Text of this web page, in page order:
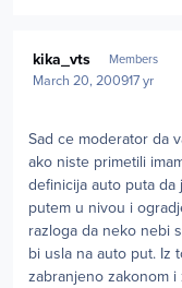
kika_vts Members
March 20, 200917 yr
Sad ce moderator da
ako niste primetili
definicija auto puta
putem u nivou i
razloga da neko nebi
bi usla na auto put. Iz
zabranjeno zakonom